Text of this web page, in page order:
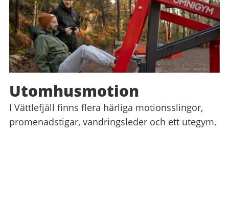
Utomhusmotion
I Vättlefjäll finns flera härliga motionsslingor,
promenadstigar, vandringsleder och ett utegym.